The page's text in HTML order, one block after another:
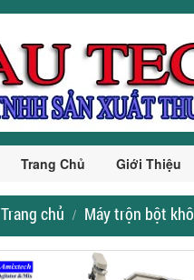
Trang Chủ Giới Thiệu
Trang chủ Máy trộn bột khô